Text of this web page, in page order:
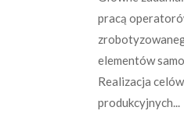
pracą
elementów
Realizacja
produkcyjnych...